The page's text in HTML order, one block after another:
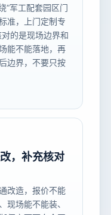
“军工配套园区门
准，上门定制专
的是现场边界和
能不能落地，再
边界，不要只按
，补充核对
改造，报价不能
现场能不能装、